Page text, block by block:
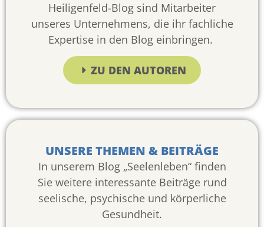
Heiligenfeld-Blog sind Mitarbeiter
unseres Unternehmens, die ihr fachliche
Expertise in den Blog einbringen.
ZU DEN AUTOREN
UNSERE THEMEN & BEITRÄGE
In unserem Blog „Seelenleben“ finden
Sie weitere interessante Beiträge rund
seelische, psychische und körperliche
Gesundheit.